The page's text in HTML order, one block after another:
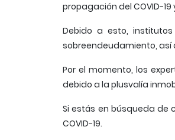
propagación del COVID-
Debido a esto,
sobreendeudamiento, así
Por el momento, los
debido a la plusvalía
Si estás en búsqueda de
COVID-19.